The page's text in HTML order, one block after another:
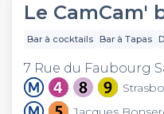
Le CamCam'
Bar à cocktails Bar à Tapas
7 Rue du Faubourg